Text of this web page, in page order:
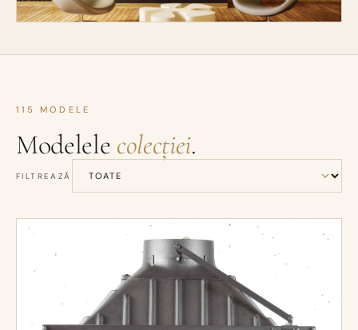
115 MODELE
Modelele colecției.
FILTREAZĂ